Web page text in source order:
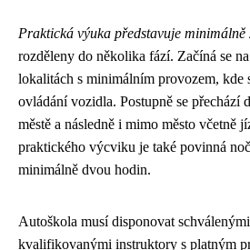
Praktická výuka představuje
rozděleny do několika fází. Začíná se
lokalitách s minimálním provozem, kde
ovládání vozidla. Postupně se přechází
městě a následně i mimo město včetně
praktického výcviku je také povinná
minimálně dvou hodin.
Autoškola musí disponovat
kvalifikovanými instruktory s platným